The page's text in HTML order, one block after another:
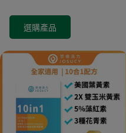
選購產品